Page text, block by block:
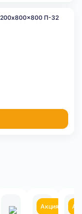
П-32
Акция